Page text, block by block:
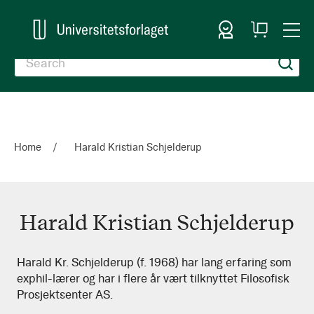
Sign In
My
Cart
Home Harald Kristian Schjelderup
Harald Kristian Schjelderup
Harald
Kristian
Harald Kr. Schjelderup (f. 1968) har lang erfaring som
exphil-lærer og har i flere år vært tilknyttet Filosofisk
Prosjektsenter AS.